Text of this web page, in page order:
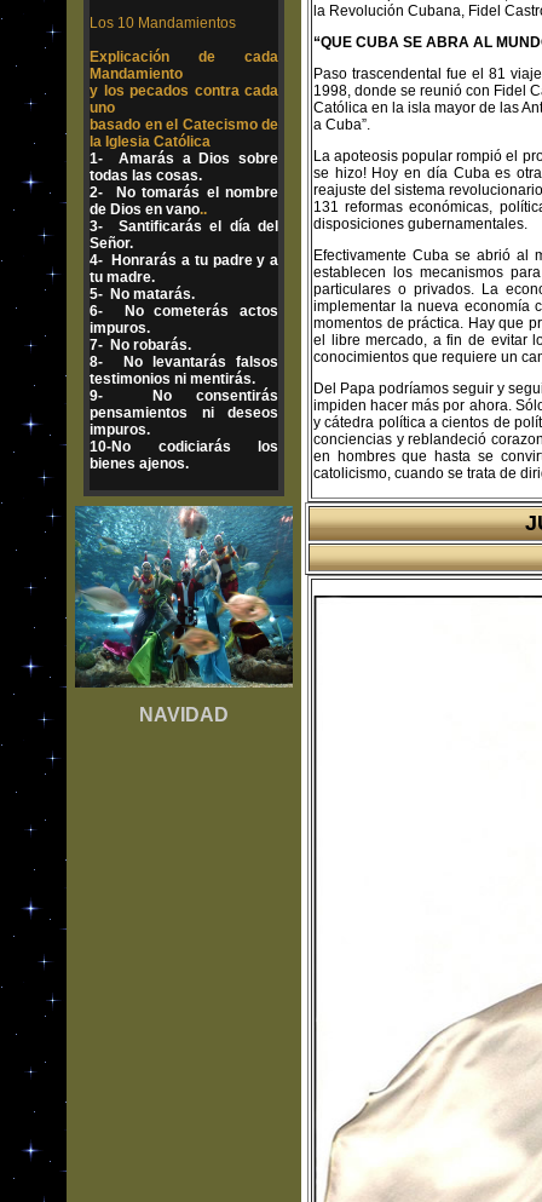
Los 10 Mandamientos
Explicación de cada
Mandamiento
y los pecados contra cada
uno
basado en el Catecismo de
la Iglesia Católica
1- Amarás a Dios sobre
todas las cosas.
2- No tomarás el nombre
de Dios en vano..
3- Santificarás el día del
Señor.
4- Honrarás a tu padre y a
tu madre.
5- No matarás.
6- No cometerás actos
impuros.
7- No robarás.
8- No levantarás falsos
testimonios ni mentirás.
9- No consentirás
pensamientos ni deseos
impuros.
10-No codiciarás los
bienes ajenos.
NAVIDAD
la Revolución Cubana, Fidel
“QUE CUBA SE ABRA AL
Paso trascendental fue el 81
1998, donde se reunió con Fidel
Católica en la isla mayor de las
a Cuba”.
La apoteosis popular rompió el
se hizo! Hoy en día Cuba es
reajuste del sistema
131 reformas económicas,
disposiciones gubernamentales.
Efectivamente Cuba se abrió al
establecen los mecanismos
particulares o privados. La
implementar la nueva economía
momentos de práctica. Hay que
el libre mercado, a fin de evitar
conocimientos que requiere un
Del Papa podríamos seguir y
impiden hacer más por ahora.
y cátedra política a cientos de
conciencias y reblandeció
en hombres que hasta se
catolicismo, cuando se trata de